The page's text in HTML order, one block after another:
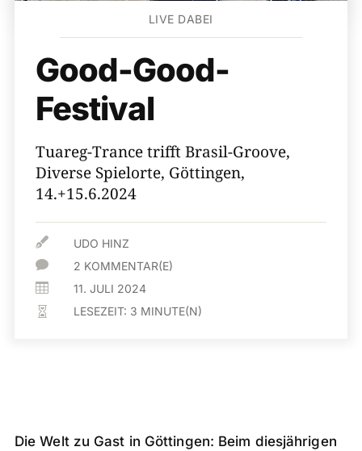
LIVE DABEI
Good-Good-
Festival
Tuareg-Trance trifft Brasil-Groove,
Diverse Spielorte, Göttingen,
14.+15.6.2024
 UDO HINZ
 2 KOMMENTAR(E)
 11. JULI 2024
 LESEZEIT: 3 MINUTE(N)
Die Welt zu Gast in Göttingen: Beim diesjährigen